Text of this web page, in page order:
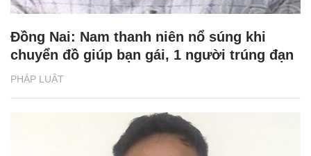
PHÁP LUẬT
Đồng Nai: Nam thanh niên nổ súng khi
chuyển đồ giúp bạn gái, 1 người trúng đạn